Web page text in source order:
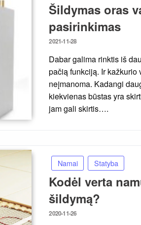
Šildymas oras
pasirinkimas
Posted
2021-11-28
Dabar galima rinktis iš
pačią funkciją. Ir
neįmanoma. Kadangi
kiekvienas būstas yra
jam gali skirtis….
Namai Statyba
Kodėl verta
šildymą?
Posted
2020-11-26